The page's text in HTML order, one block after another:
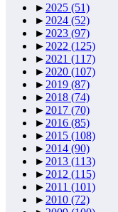
► 2025 (51)
► 2024 (52)
► 2023 (97)
► 2022 (125)
► 2021 (117)
► 2020 (107)
► 2019 (87)
► 2018 (74)
► 2017 (70)
► 2016 (85)
► 2015 (108)
► 2014 (90)
► 2013 (113)
► 2012 (115)
► 2011 (101)
► 2010 (72)